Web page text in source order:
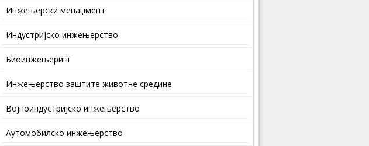
Инжењерски менаџмент
Индустријско инжењерство
Биоинжењеринг
Инжењерство заштите животне средине
Војноиндустријско инжењерство
Аутомобилско инжењерство